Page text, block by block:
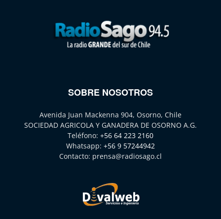
SOBRE NOSOTROS
Avenida Juan Mackenna 904, Osorno, Chile
SOCIEDAD AGRICOLA Y GANADERA DE OSORNO A.G.
Teléfono: +56 64 223 2160
Whatsapp: +56 9 57244942
Contacto: prensa@radiosago.cl